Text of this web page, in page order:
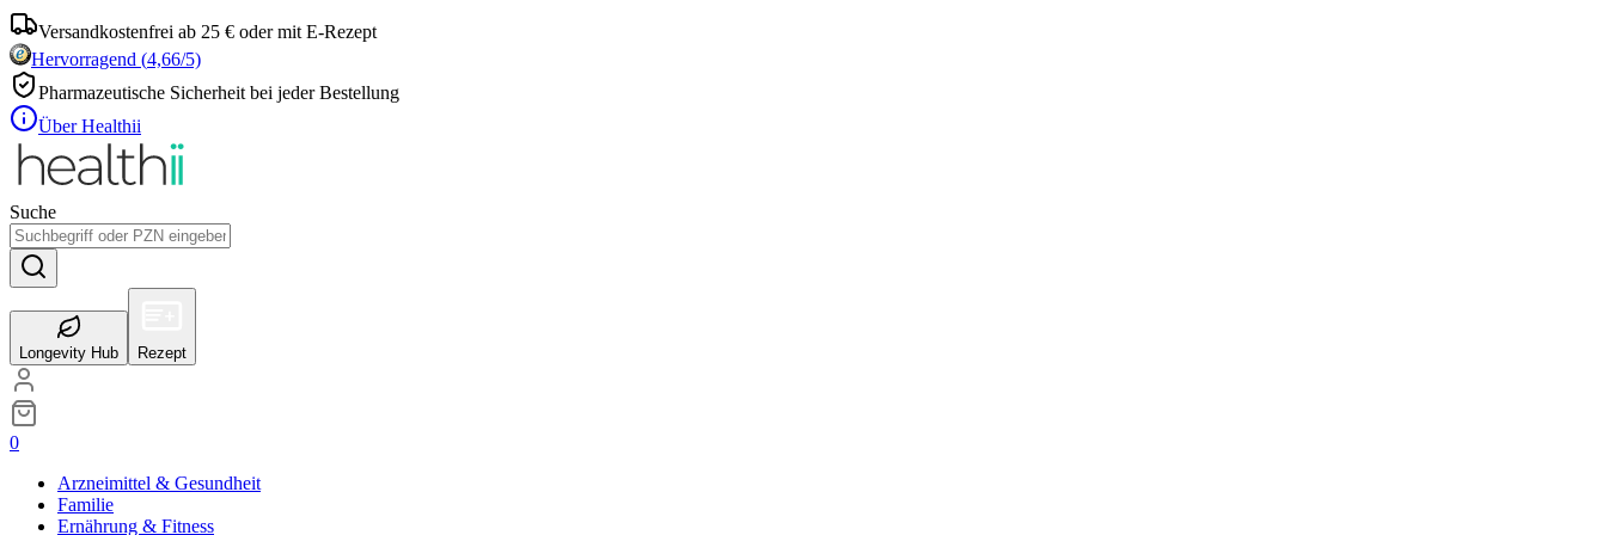
Versandkostenfrei ab 25 € oder mit E-Rezept
Hervorragend (4,66/5)
Pharmazeutische Sicherheit bei jeder Bestellung
Über Healthii
Suche
Longevity Hub Rezept
0
Arzneimittel & Gesundheit
Familie
Ernährung & Fitness